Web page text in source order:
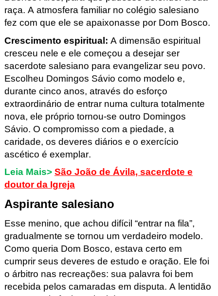
raça. A atmosfera familiar no colégio salesiano
fez com que ele se apaixonasse por Dom Bosco.
Crescimento espiritual: A dimensão espiritual
cresceu nele e ele começou a desejar ser
sacerdote salesiano para evangelizar seu povo.
Escolheu Domingos Sávio como modelo e,
durante cinco anos, através do esforço
extraordinário de entrar numa cultura totalmente
nova, ele próprio tornou-se outro Domingos
Sávio. O compromisso com a piedade, a
caridade, os deveres diários e o exercício
ascético é exemplar.
Leia Mais> São João de Ávila, sacerdote e
doutor da Igreja
Aspirante salesiano
Esse menino, que achou difícil “entrar na fila”,
gradualmente se tornou um verdadeiro modelo.
Como queria Dom Bosco, estava certo em
cumprir seus deveres de estudo e oração. Ele foi
o árbitro nas recreações: sua palavra foi bem
recebida pelos camaradas em disputa. A lentidão